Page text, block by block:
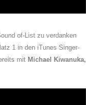
of-List zu verdanken
1 in den iTunes Singer-
mit Michael Kiwanuka,